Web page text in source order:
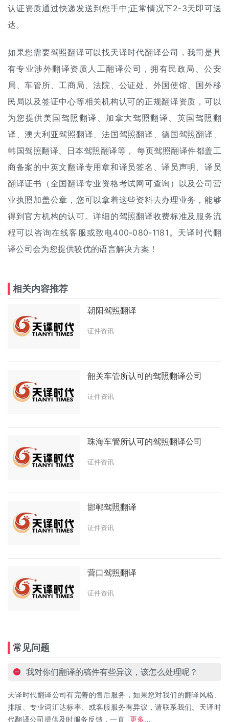
认证资质通过快递发送到您手中;正常情况下2-3天即可送
达。
如果您需要驾照翻译可以找天译时代翻译公司，我司是具
有专业涉外翻译资质 人工翻译公司，拥有民政局、公安
局、车管所、工商局、法院、公证处、外国使馆、国外移
民局以及签证中心等相关机构认可的正规翻译资质，可以
为您提供美国驾照翻译、加拿大驾照翻译、英国驾照翻
译、澳大利亚驾照翻译、法国驾照翻译、德国驾照翻译、
韩国驾照翻译、日本驾照翻译等， 每页驾照翻译件都盖工
商备案的中英文翻译专用章和译员签名、译员声明、译员
翻译证书（全国翻译专业资格考试网可查询）以及公司营
业执照加盖公章，您可以拿着这些资料去办理业务，能够
得到官方机构的认可。详细的驾照翻译收费标准及服务流
程可以咨询在线客服或致电400-080-1181。天译时代翻
译公司会为您提供较优的语言解决方案！
相关内容推荐
朝阳驾照翻译
证件资讯
韶关车管所认可的驾照翻译公司
证件资讯
珠海车管所认可的驾照翻译公司
证件资讯
邯郸驾照翻译
证件资讯
营口驾照翻译
证件资讯
常见问题
我对你们翻译的稿件有些异议，该怎么处理呢？
天译时代翻译公司有完善的售后服务，如果您对我们的翻译风格、
排版、专业词汇达标率、或客服服务有异议，请联系我们。天译时
代翻译公司提供及时服务反馈，一直
更多...